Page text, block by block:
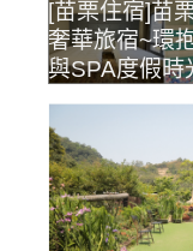
[苗栗住宿]苗
奢華旅宿~環
與SPA度假時